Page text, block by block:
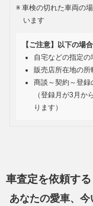
車検の切れた車両の
います
【ご注意】以下の場
自宅などの指定
販売店所在地の所
商談～契約～登録
（登録月が3月
ります）
車査定を依頼する
あなたの愛車、今